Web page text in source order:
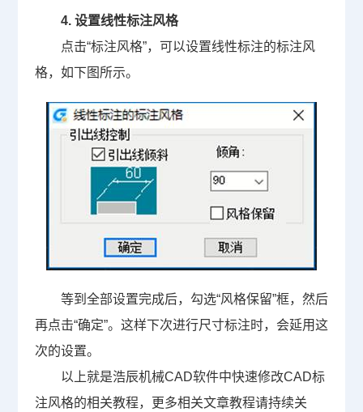
4. 设置线性标注风格
点击“标注风格”，可以设置线性标注的标注风
格，如下图所示。
等到全部设置完成后，勾选“风格保留”框，然后
再点击“确定”。这样下次进行尺寸标注时，会延用这
次的设置。
以上就是浩辰机械CAD软件中快速修改CAD标
注风格的相关教程，更多相关文章教程请持续关